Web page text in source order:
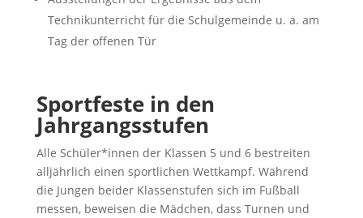
Technikunterricht für die Schulgemeinde u. a. am
Tag der offenen Tür
Sportfeste in den
Jahrgangsstufen
Alle Schüler*innen der Klassen 5 und 6 bestreiten
alljährlich einen sportlichen Wettkampf. Während
die Jungen beider Klassenstufen sich im Fußball
messen, beweisen die Mädchen, dass Turnen und